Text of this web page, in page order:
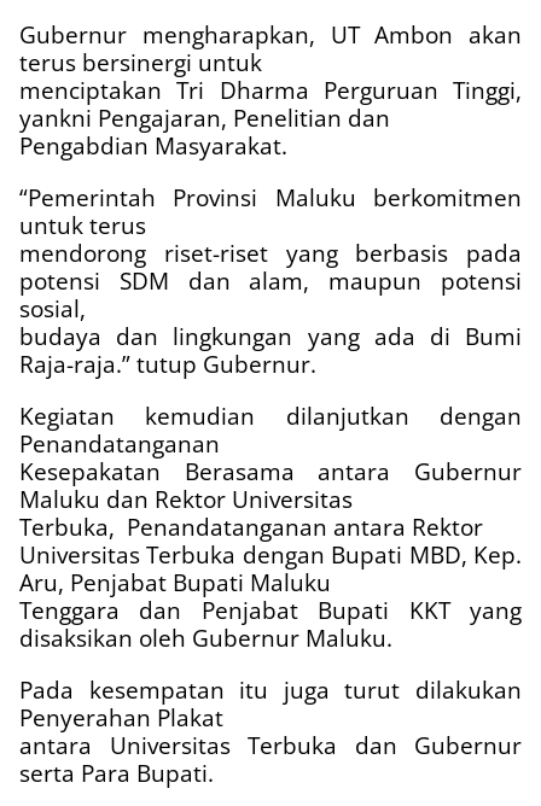
Gubernur mengharapkan, UT Ambon akan
terus bersinergi untuk
menciptakan Tri Dharma Perguruan Tinggi,
yankni Pengajaran, Penelitian dan
Pengabdian Masyarakat.
“Pemerintah Provinsi Maluku berkomitmen
untuk terus
mendorong riset-riset yang berbasis pada
potensi SDM dan alam, maupun potensi
sosial,
budaya dan lingkungan yang ada di Bumi
Raja-raja.” tutup Gubernur.
Kegiatan kemudian dilanjutkan dengan
Penandatanganan
Kesepakatan Berasama antara Gubernur
Maluku dan Rektor Universitas
Terbuka, Penandatanganan antara Rektor
Universitas Terbuka dengan Bupati MBD, Kep.
Aru, Penjabat Bupati Maluku
Tenggara dan Penjabat Bupati KKT yang
disaksikan oleh Gubernur Maluku.
Pada kesempatan itu juga turut dilakukan
Penyerahan Plakat
antara Universitas Terbuka dan Gubernur
serta Para Bupati.